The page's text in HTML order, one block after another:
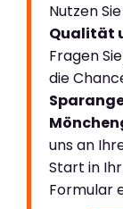
Nutzen
Qualität
Fragen
die
uns an
Start in
Formular